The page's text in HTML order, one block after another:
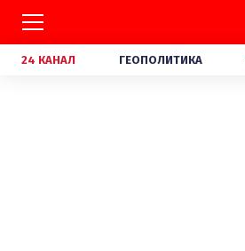
24 КАНАЛ ГЕОПОЛИТИКА